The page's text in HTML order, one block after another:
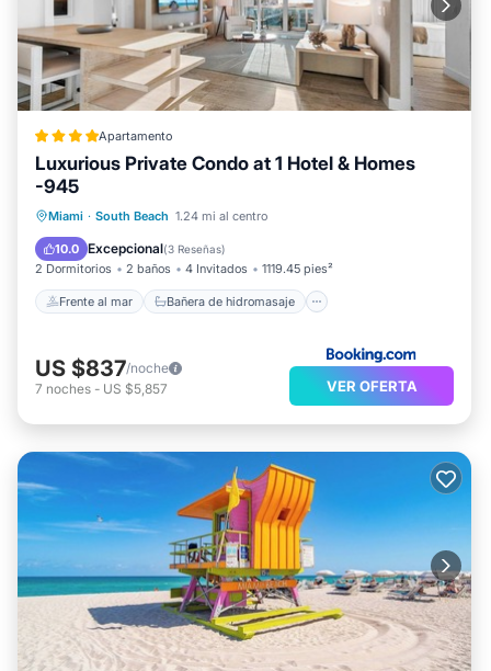
Apartamento
Luxurious Private Condo at 1 Hotel & Homes
-945
Miami · South Beach 1.24 mi al centro
10.0 Excepcional(3 Reseñas)
2 Dormitorios 2 baños 4 Invitados 1119.45 pies²
Frente al mar Bañera de hidromasaje
Frente al mar
Bañera de hidromasaje
Desayuno
Aparcamiento
US $837/noche
7 noches - US $5,857 VER OFERTA